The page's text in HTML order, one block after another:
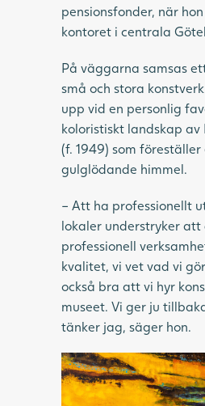
pensionsfonder, när
kontoret i centrala
På väggarna samsas
små och stora
upp vid en personlig
koloristiskt landskap av
(f. 1949) som
gulglödande himmel.
– Att ha professionellt
lokaler understryker att
professionell
kvalitet, vi vet vad vi
också bra att vi hyr
museet. Vi ger ju
tänker jag, säger hon.